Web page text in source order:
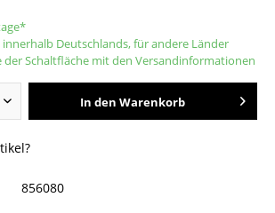
Deutschlands, für andere Länder
Schaltfläche mit den Versandinformationen
In den Warenkorb
856080